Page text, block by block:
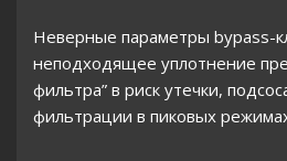
Неверные параметры bypass-
неподходящее уплотнение
фильтра” в риск утечки,
фильтрации в пиковых